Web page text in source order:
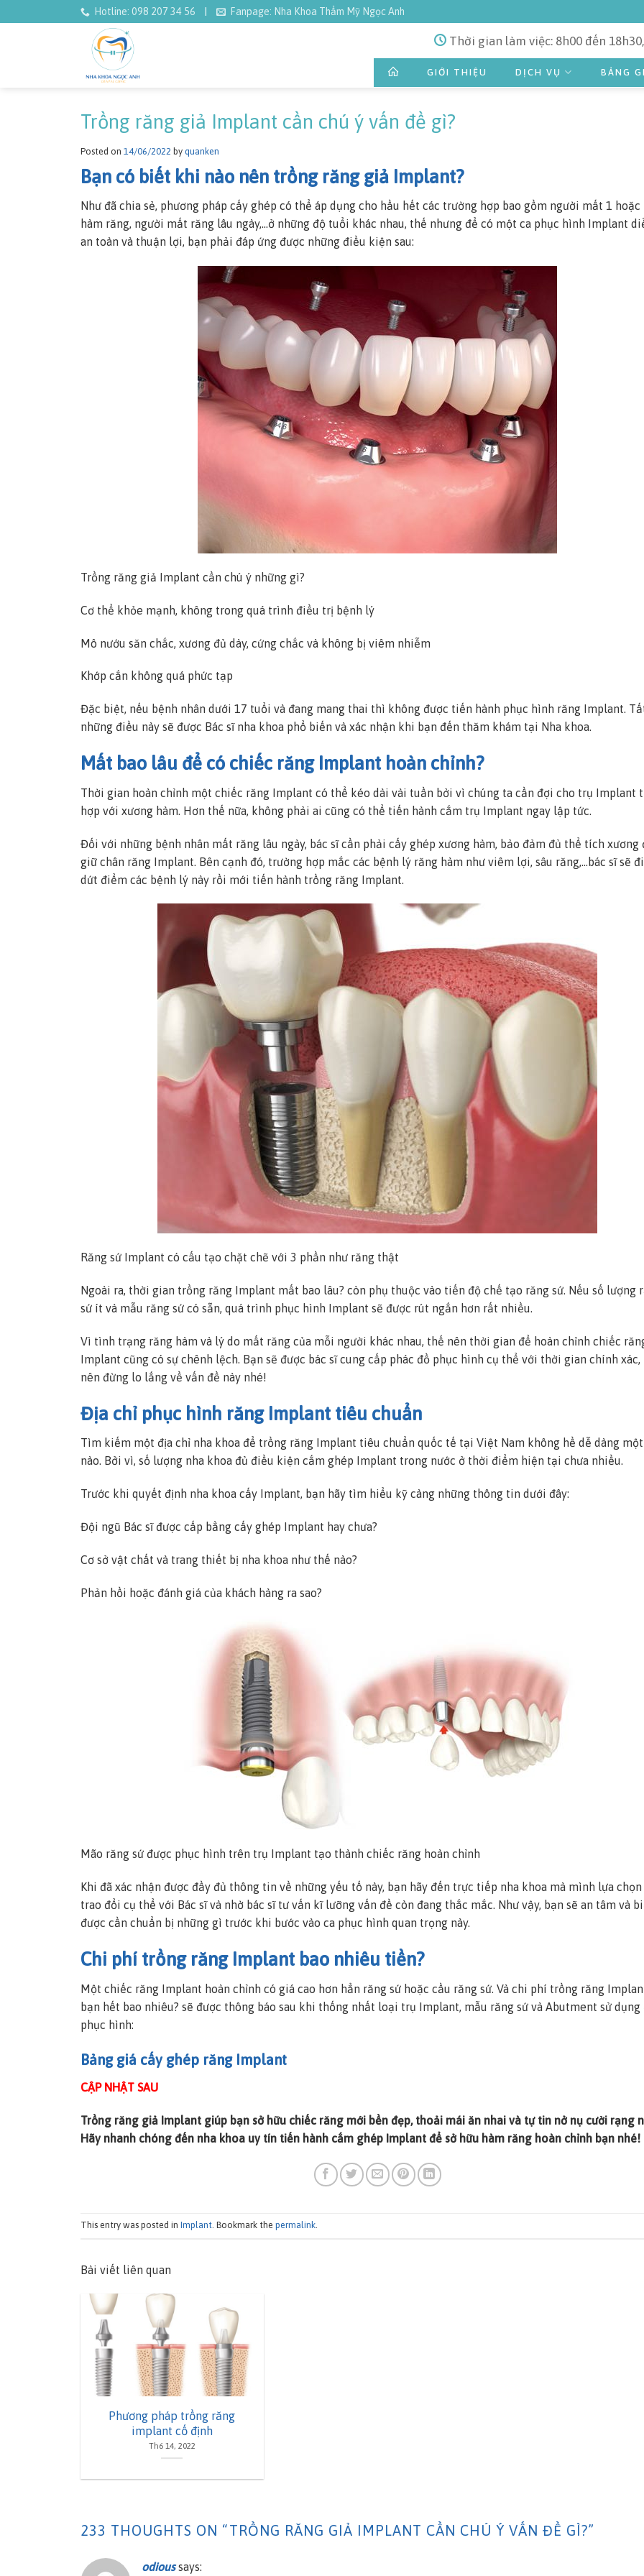
to
Hotline: 098 207 34 56 | Fanpage: Nha Khoa Thẩm Mỹ Ngọc Anh
Thời gian làm việc: 8h00 đến
GIỚI THIỆU DỊCH VỤ BẢNG
Trồng răng giả Implant cần chú ý vấn đề gì?
Posted on 14/06/2022 by quanken
Bạn có biết khi nào nên trồng răng giả Implant?
Như đã chia sẻ, phương pháp cấy ghép có thể áp dụng cho hầu hết các trường hợp bao gồm người mất 1 hoặc
hàm răng, người mất răng lâu ngày,…ở những độ tuổi khác nhau, thế nhưng để có một ca phục hình Implant
an toàn và thuận lợi, bạn phải đáp ứng được những điều kiện sau:
Trồng răng giả Implant cần chú ý những gì?
Cơ thể khỏe mạnh, không trong quá trình điều trị bệnh lý
Mô nướu săn chắc, xương đủ dày, cứng chắc và không bị viêm nhiễm
Khớp cắn không quá phức tạp
Đặc biệt, nếu bệnh nhân dưới 17 tuổi và đang mang thai thì không được tiến hành phục hình răng Implant.
những điều này sẽ được Bác sĩ nha khoa phổ biến và xác nhận khi bạn đến thăm khám tại Nha khoa.
Mất bao lâu để có chiếc răng Implant hoàn chỉnh?
Thời gian hoàn chỉnh một chiếc răng Implant có thể kéo dài vài tuần bởi vì chúng ta cần đợi cho trụ Implant
hợp với xương hàm. Hơn thế nữa, không phải ai cũng có thể tiến hành cắm trụ Implant ngay lập tức.
Đối với những bệnh nhân mất răng lâu ngày, bác sĩ cần phải cấy ghép xương hàm, bảo đảm đủ thể tích xương
giữ chân răng Implant. Bên cạnh đó, trường hợp mắc các bệnh lý răng hàm như viêm lợi, sâu răng,…bác sĩ sẽ
dứt điểm các bệnh lý này rồi mới tiến hành trồng răng Implant.
Răng sứ Implant có cấu tạo chặt chẽ với 3 phần như răng thật
Ngoài ra, thời gian trồng răng Implant mất bao lâu? còn phụ thuộc vào tiến độ chế tạo răng sứ. Nếu số lượng
sứ ít và mẫu răng sứ có sẵn, quá trình phục hình Implant sẽ được rút ngắn hơn rất nhiều.
Vì tình trạng răng hàm và lý do mất răng của mỗi người khác nhau, thế nên thời gian để hoàn chỉnh chiếc
Implant cũng có sự chênh lệch. Bạn sẽ được bác sĩ cung cấp phác đồ phục hình cụ thể với thời gian chính xác,
nên đừng lo lắng về vấn đề này nhé!
Địa chỉ phục hình răng Implant tiêu chuẩn
Tìm kiếm một địa chỉ nha khoa để trồng răng Implant tiêu chuẩn quốc tế tại Việt Nam không hề dễ dàng
nào. Bởi vì, số lượng nha khoa đủ điều kiện cắm ghép Implant trong nước ở thời điểm hiện tại chưa nhiều.
Trước khi quyết định nha khoa cấy Implant, bạn hãy tìm hiểu kỹ càng những thông tin dưới đây:
Đội ngũ Bác sĩ được cấp bằng cấy ghép Implant hay chưa?
Cơ sở vật chất và trang thiết bị nha khoa như thế nào?
Phản hồi hoặc đánh giá của khách hàng ra sao?
Mão răng sứ được phục hình trên trụ Implant tạo thành chiếc răng hoàn chỉnh
Khi đã xác nhận được đầy đủ thông tin về những yếu tố này, bạn hãy đến trực tiếp nha khoa mà mình lựa chọn
trao đổi cụ thể với Bác sĩ và nhờ bác sĩ tư vấn kĩ lưỡng vấn đề còn đang thắc mắc. Như vậy, bạn sẽ an tâm và
được cần chuẩn bị những gì trước khi bước vào ca phục hình quan trọng này.
Chi phí trồng răng Implant bao nhiêu tiền?
Một chiếc răng Implant hoàn chỉnh có giá cao hơn hẳn răng sứ hoặc cầu răng sứ. Và chi phí trồng răng
bạn hết bao nhiêu? sẽ được thông báo sau khi thống nhất loại trụ Implant, mẫu răng sứ và Abutment sử dụng
phục hình:
Bảng giá cấy ghép răng Implant
CẬP NHẬT SAU
Trồng răng giả Implant giúp bạn sở hữu chiếc răng mới bền đẹp, thoải mái ăn nhai và tự tin nở nụ cười rạng
Hãy nhanh chóng đến nha khoa uy tín tiến hành cắm ghép Implant để sở hữu hàm răng hoàn chỉnh bạn nhé!
This entry was posted in Implant. Bookmark the permalink.
Bài viết liên quan
Phương pháp trồng răng
implant cố định
Th6 14, 2022
233 THOUGHTS ON “TRỒNG RĂNG GIẢ IMPLANT CẦN CHÚ Ý VẤN ĐỀ GÌ?”
odious says: